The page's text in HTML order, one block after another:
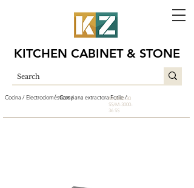
KITCHEN CABINET & STONE
Cocina / Electrodomésticos /Campana extractora Fotile /
M-3000-30
SS/M-3000-
36 SS